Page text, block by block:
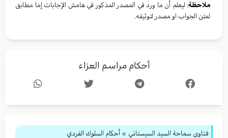
ملاحظة: ليعلم أن ما ورد في المصدر المذكور في هامش الإجابات إما مطابق
لمتن الجواب او مصدر لتوثيقه.
أحكام مراسم العزاء
فتاوى سماحة السيد السيستاني » أحكام السلوك الفردي